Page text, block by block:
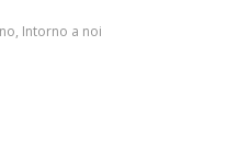
, Intorno a noi